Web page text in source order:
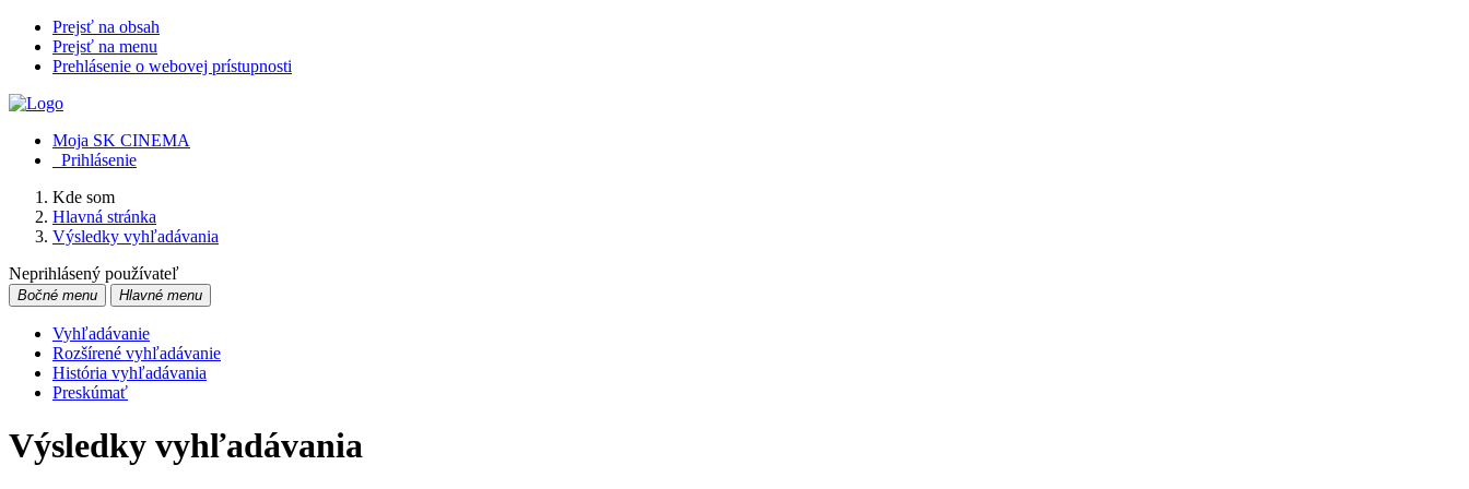
Prejsť na obsah
Prejsť na menu
Prehlásenie o webovej prístupnosti
Moja SK CINEMA
Prihlásenie
Kde som
Hlavná stránka
Výsledky vyhľadávania
Neprihlásený používateľ
Bočné menu Hlavné menu
Vyhľadávanie
Rozšírené vyhľadávanie
História vyhľadávania
Preskúmať
Výsledky vyhľadávania